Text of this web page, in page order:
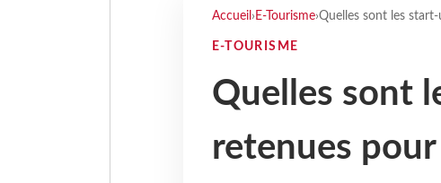
Accueil › E-Tourisme›Quelles sont les
E-TOURISME
Quelles sont
retenues